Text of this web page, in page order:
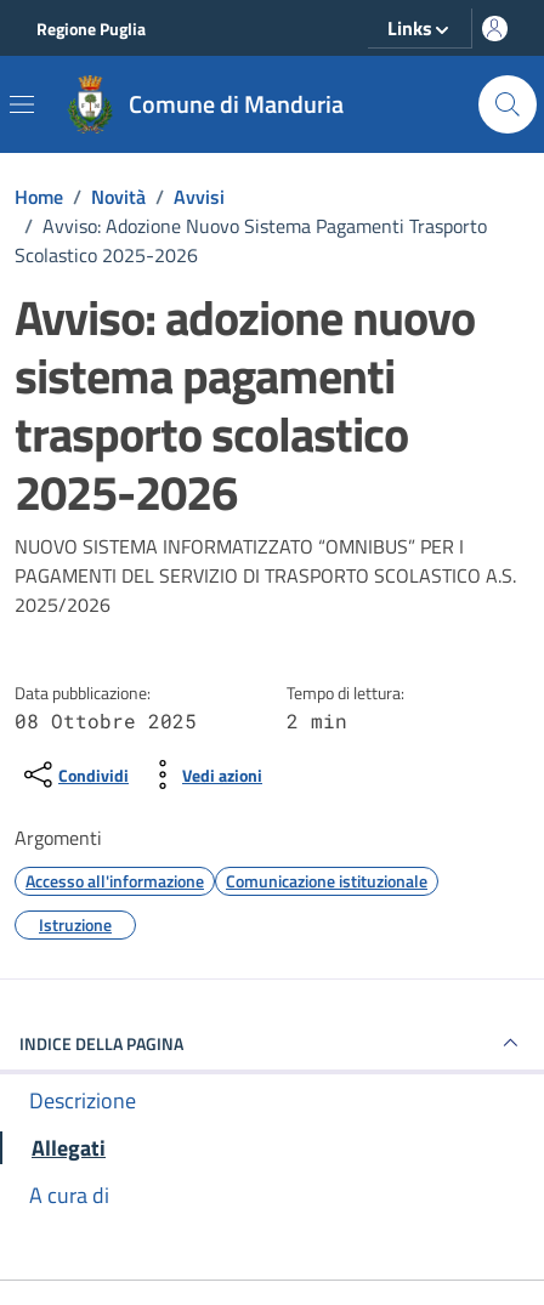
Regione Puglia Links
Comune di Manduria
Home / Novità / Avvisi
/ Avviso: Adozione Nuovo Sistema Pagamenti Trasporto
Scolastico 2025-2026
Avviso: adozione nuovo
sistema pagamenti
trasporto scolastico
2025-2026
Dettagli della notizia
NUOVO SISTEMA INFORMATIZZATO “OMNIBUS” PER I
PAGAMENTI DEL SERVIZIO DI TRASPORTO SCOLASTICO A.S.
2025/2026
Data pubblicazione:
08 Ottobre 2025
Tempo di lettura:
2 min
Condividi Vedi azioni
Argomenti
Accesso all'informazione
Comunicazione istituzionale
Istruzione
INDICE DELLA PAGINA
Descrizione
Allegati
A cura di